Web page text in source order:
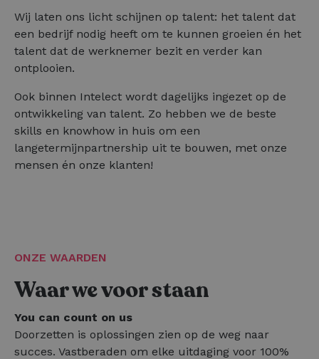
Wij laten ons licht schijnen op talent: het talent dat
een bedrijf nodig heeft om te kunnen groeien én het
talent dat de werknemer bezit en verder kan
ontplooien.
Ook binnen Intelect wordt dagelijks ingezet op de
ontwikkeling van talent. Zo hebben we de beste
skills en knowhow in huis om een
langetermijnpartnership uit te bouwen, met onze
mensen én onze klanten!
ONZE WAARDEN
Waar we voor staan
You can count on us
Doorzetten is oplossingen zien op de weg naar
succes. Vastberaden om elke uitdaging voor 100%